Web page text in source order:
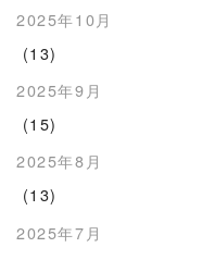
2025年10月
(13)
2025年9月
(15)
2025年8月
(13)
2025年7月